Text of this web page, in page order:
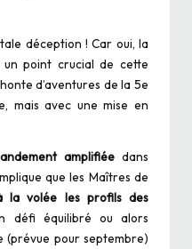
déception ! Car oui, la
point crucial de cette
d’aventures de la 5e
mais avec une mise en
amplifiée dans
que les Maîtres de
la volée les profils des
défi équilibré ou alors
(prévue pour septembre)